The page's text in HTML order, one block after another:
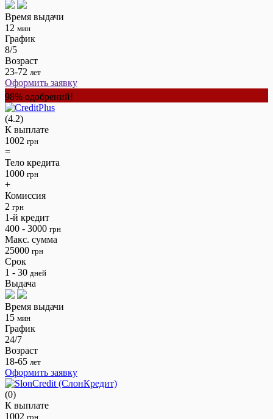
Время выдачи
12 мин
График
8/5
Возраст
23-72 лет
Оформить заявку
98% одобрений!
(4.2)
К выплате
1002 грн
=
Тело кредита
1000 грн
+
Комиссия
2 грн
1-й кредит
400 - 3000 грн
Макс. сумма
25000 грн
Срок
1 - 30 дней
Выдача
Время выдачи
15 мин
График
24/7
Возраст
18-65 лет
Оформить заявку
(0)
К выплате
1002 грн